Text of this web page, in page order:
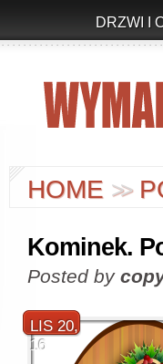
DRZWI I
HOME >>
Kominek.
Posted by
LIS 20,
16